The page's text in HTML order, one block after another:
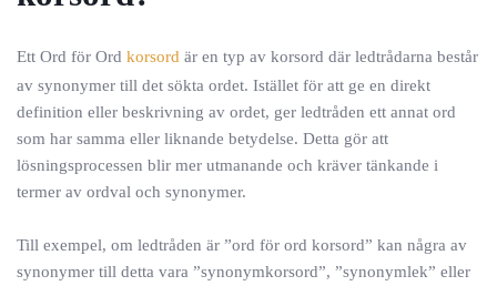
Ett Ord för Ord korsord är en typ av korsord där ledtrådarna består
av synonymer till det sökta ordet. Istället för att ge en direkt
definition eller beskrivning av ordet, ger ledtråden ett annat ord
som har samma eller liknande betydelse. Detta gör att
lösningsprocessen blir mer utmanande och kräver tänkande i
termer av ordval och synonymer.
Till exempel, om ledtråden är ”ord för ord korsord” kan några av
synonymer till detta vara ”synonymkorsord”, ”synonymlek” eller